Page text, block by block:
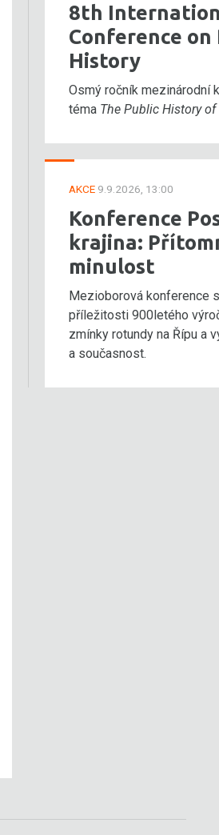
8th
Conference on
History
Osmý ročník mezinárodní
téma The Public History
AKCE 9.9.2026, 13:00
Konference
krajina:
minulost
Mezioborová konference
příležitosti 900letého
zmínky rotundy na Řípu a
a současnost.